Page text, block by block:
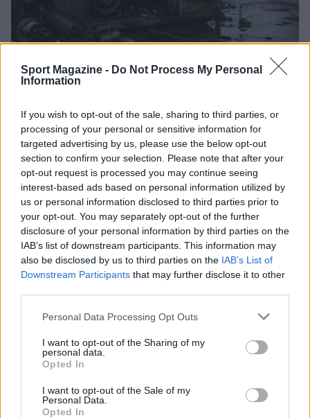
Sport Magazine - Do Not Process My Personal
Information
If you wish to opt-out of the sale, sharing to third parties, or
processing of your personal or sensitive information for
targeted advertising by us, please use the below opt-out
section to confirm your selection. Please note that after your
opt-out request is processed you may continue seeing
interest-based ads based on personal information utilized by
us or personal information disclosed to third parties prior to
your opt-out. You may separately opt-out of the further
disclosure of your personal information by third parties on the
IAB’s list of downstream participants. This information may
also be disclosed by us to third parties on the IAB’s List of
Downstream Participants that may further disclose it to other
Please note that this website/app uses one or more Google
not limited to your visit or usage behaviour. You may click to
grant or deny consent to Google and its third-party tags to
use your data for below specified purposes in below Google
consent section.
Personal Data Processing Opt Outs
I want to opt-out of the Sharing of my
personal data.
Opted In
I want to opt-out of the Sale of my
Personal Data.
Opted In
destinati al Senegal
Ilaria Mauri · 4 Ago 2026
NOTIZIE
Nuova Zelanda: ondata di freddo eccezionale porta
neve a bassa quota